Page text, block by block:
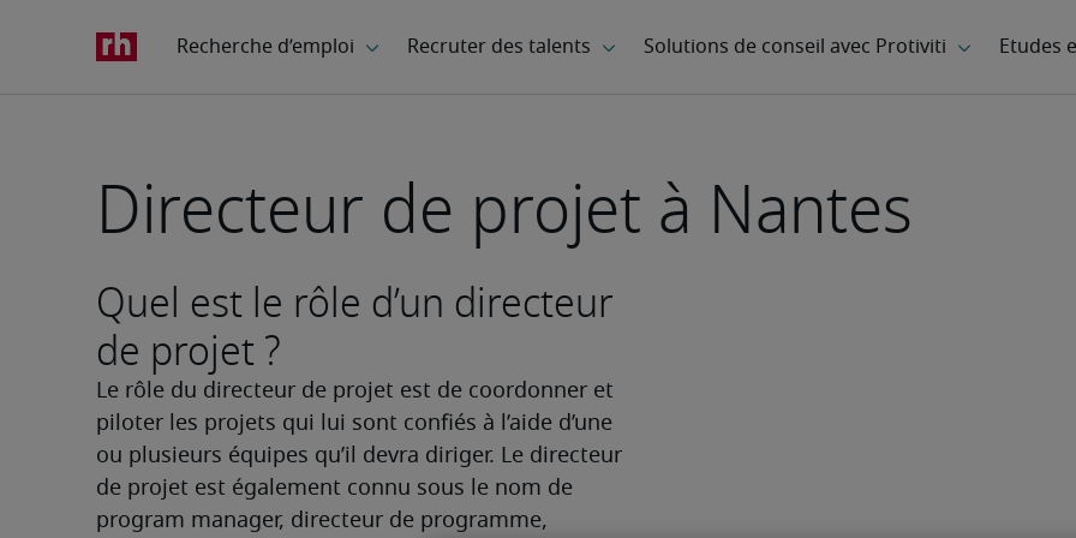
Directeur de projet à Nantes
Quel est le rôle d’un directeur
de projet ?
Le rôle du directeur de projet est de coordonner et
piloter les projets qui lui sont confiés à l’aide d’une
ou plusieurs équipes qu’il devra diriger. Le directeur
de projet est également connu sous le nom de
program manager, directeur de programme,